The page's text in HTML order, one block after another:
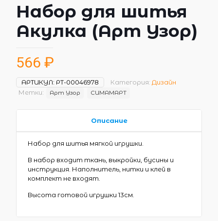
Набор для шитья
Акулка (Арт Узор)
566 ₽
АРТИКУЛ: РТ-00046978 Категория: Дизайн
Метки:
Арт Узор СИМАМАРТ
Описание
Набор для шитья мягкой игрушки.
В набор входит ткань, выкройки, бусины и
инструкция. Наполнитель, нитки и клей в
комплект не входят.
Высота готовой игрушки 13см.